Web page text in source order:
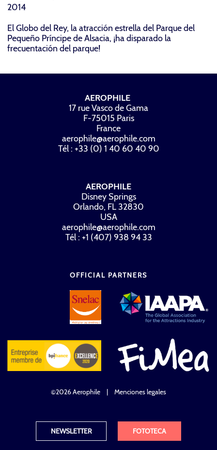
2014
El Globo del Rey, la atracción estrella del Parque del
Pequeño Príncipe de Alsacia, ¡ha disparado la
frecuentación del parque!
AEROPHILE
17 rue Vasco de Gama
F-75015 Paris
France
aerophile@aerophile.com
Tél : +33 (0) 1 40 60 40 90
AEROPHILE
Disney Springs
Orlando, FL 32830
USA
aerophile@aerophile.com
Tél : +1 (407) 938 94 33
OFFICIAL PARTNERS
©2026 Aerophile | Menciones legales
NEWSLETTER FOTOTECA